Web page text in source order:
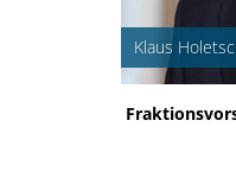
Klaus